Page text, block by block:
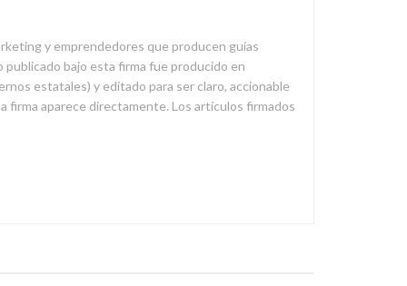
y emprendedores que producen guías
publicado bajo esta firma fue producido en
estatales) y editado para ser claro, accionable
aparece directamente. Los artículos firmados